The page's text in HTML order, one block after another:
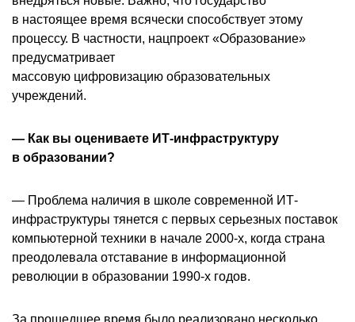
в настоящее время всячески способствует этому
процессу. В частности, нацпроект «Образование»
предусматривает
массовую цифровизацию образовательных
учреждений.
— Как вы оцениваете ИТ-инфраструктуру
в образовании?
— Проблема наличия в школе современной ИТ-
инфраструктуры тянется с первых серьезных поставок
компьютерной техники в начале 2000-х, когда страна
преодолевала отставание в информационной
революции в образовании 1990-х годов.
За прошедшее время было реализовано несколько